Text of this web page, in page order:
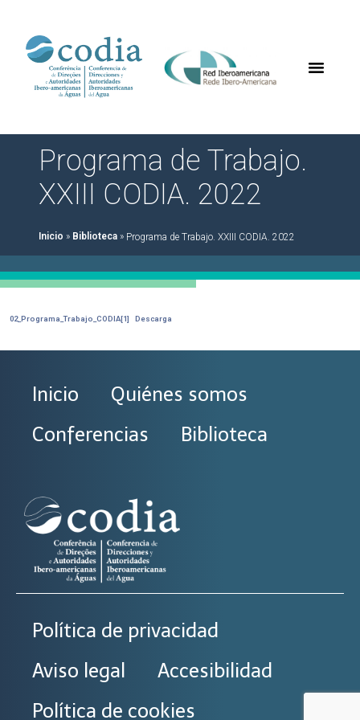
Programa de Trabajo.
XXIII CODIA. 2022
Inicio » Biblioteca » Programa de Trabajo. XXIII CODIA. 2022
02_Programa_Trabajo_CODIA[1] Descarga
Inicio
Quiénes somos
Conferencias
Biblioteca
Política de privacidad
Aviso legal
Accesibilidad
Política de cookies